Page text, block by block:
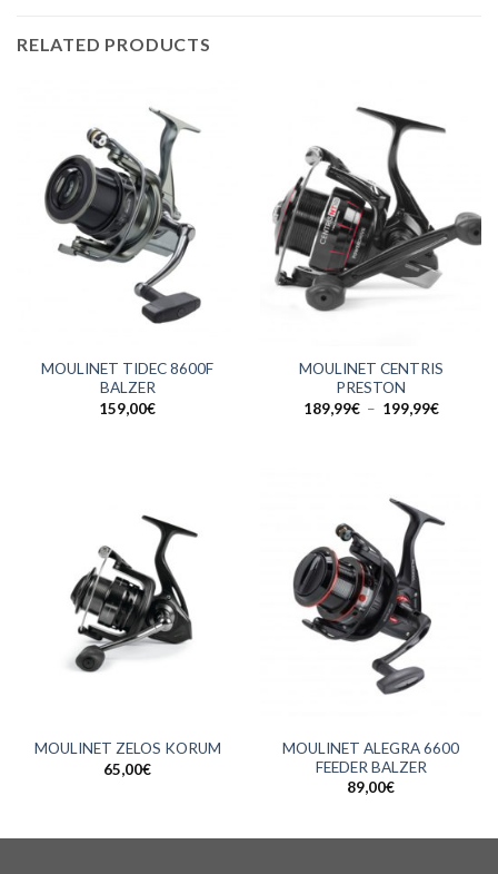
RELATED PRODUCTS
MOULINET TIDEC 8600F
BALZER
159,00€
MOULINET CENTRIS
PRESTON
189,99€ – 199,99€Plage
MOULINET ZELOS KORUM
65,00€
MOULINET ALEGRA 6600
FEEDER BALZER
89,00€